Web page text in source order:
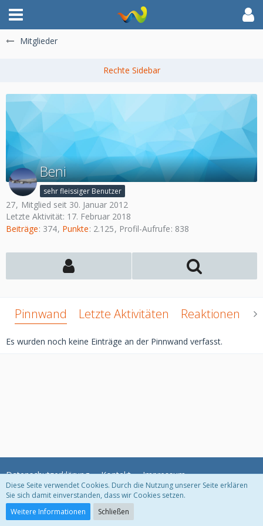
Mitglieder
Beni
sehr fleissiger Benutzer
27
Mitglied seit 30. Januar 2012
Letzte Aktivität: 17. Februar 2018
Beiträge 374 Punkte 2.125 Profil-Aufrufe 838
Pinnwand Letzte Aktivitäten Reaktionen
Es wurden noch keine Einträge an der Pinnwand verfasst.
Datenschutzerklärung Kontakt Impressum
Community-Software:
Diese Seite verwendet Cookies. Durch die Nutzung unserer Seite erklären
Sie sich damit einverstanden, dass wir Cookies setzen.
Weitere Informationen
Schließen